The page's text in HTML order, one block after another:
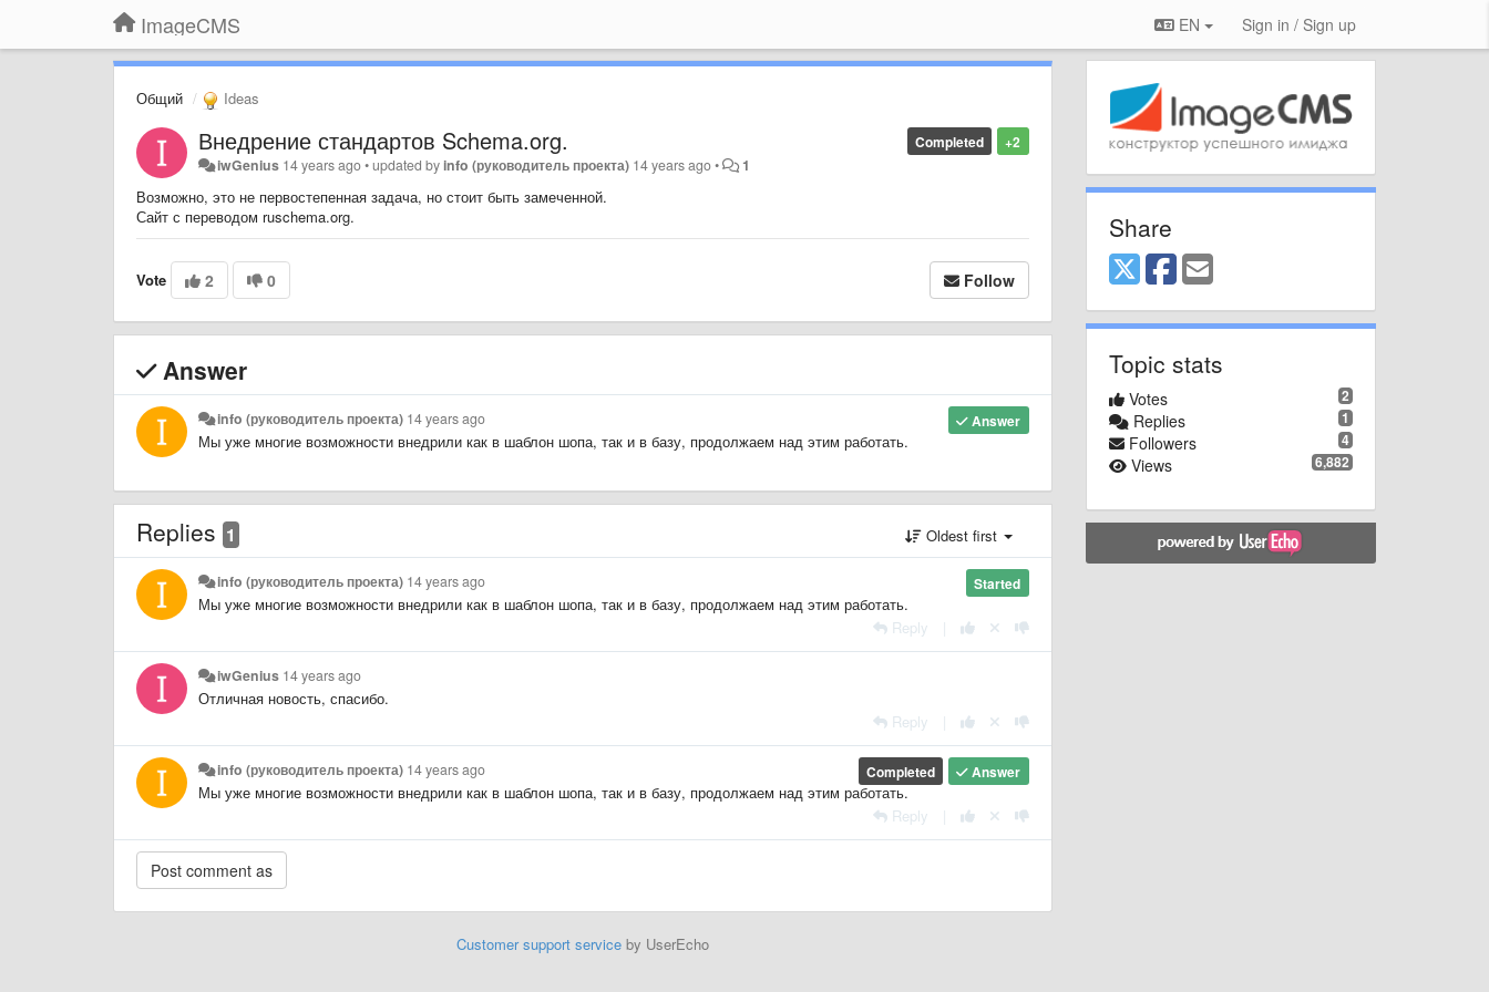
ImageCMS EN Sign in / Sign up
Общий Ideas
+2
Completed
Внедрение стандартов Schema.org.
iwGenius 14 years ago•updated byinfo (руководитель проекта) 14 years ago• 1
Возможно, это не первостепенная задача, но стоит быть замеченной.
Сайт с переводом ruschema.org.
Vote 2 0 Follow
Answer
Answer
info (руководитель проекта) 14 years ago
Мы уже многие возможности внедрили как в шаблон шопа, так и в базу, продолжаем над этим работать.
Replies 1 Oldest first
Started
info (руководитель проекта) 14 years ago
Мы уже многие возможности внедрили как в шаблон шопа, так и в базу, продолжаем над этим работать.
Reply
iwGenius 14 years ago
Отличная новость, спасибо.
Reply
Answer
Completed
info (руководитель проекта) 14 years ago
Мы уже многие возможности внедрили как в шаблон шопа, так и в базу, продолжаем над этим работать.
Reply
Customer support serviceby UserEcho
Share
Topic stats
2
Votes
1
Replies
4
Followers
6,882
Views